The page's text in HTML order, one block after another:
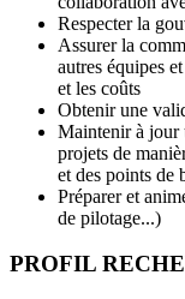
Respecter la
Assurer la
autres équipes
et les coûts
Obtenir une
Maintenir à jour
projets de
et des points de
Préparer et
de pilotage...)
PROFIL